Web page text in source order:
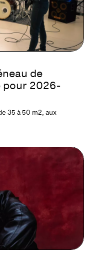
de
pour 2026-
35 à 50 m2, aux